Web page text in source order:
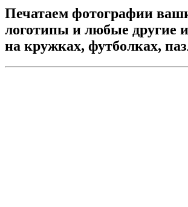
Печатаем фотографии
логотипы и любые другие
на кружках, футболках,